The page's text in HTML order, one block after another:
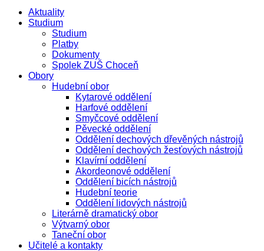
Aktuality
Studium
Studium
Platby
Dokumenty
Spolek ZUŠ Choceň
Obory
Hudební obor
Kytarové oddělení
Harfové oddělení
Smyčcové oddělení
Pěvecké oddělení
Oddělení dechových dřevěných nástrojů
Oddělení dechových žesťových nástrojů
Klavírní oddělení
Akordeonové oddělení
Oddělení bicích nástrojů
Hudební teorie
Oddělení lidových nástrojů
Literárně dramatický obor
Výtvarný obor
Taneční obor
Učitelé a kontakty